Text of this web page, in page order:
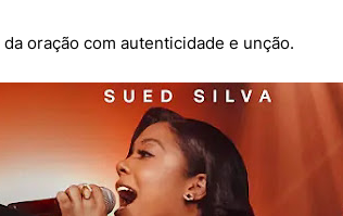
oração com autenticidade e unção.